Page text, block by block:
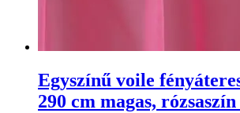
Egyszínű voile
290 cm magas,